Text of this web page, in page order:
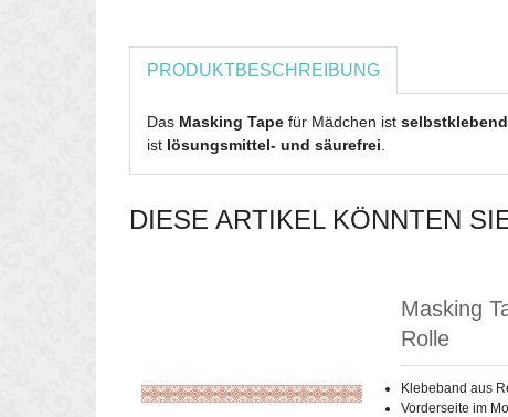
PRODUKTBESCHREIBUNG
Das Masking Tape für Mädchen ist
ist lösungsmittel- und säurefrei
DIESE ARTIKEL KÖNNTEN
Masking
Rolle
Klebeband aus
Vorderseite im